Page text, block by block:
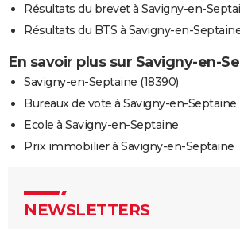
Résultats du brevet à Savigny-en-
Résultats du BTS à Savigny-en-
En savoir plus sur Savigny-en-
Savigny-en-Septaine (18390)
Bureaux de vote à Savigny-en-Septaine
Ecole à Savigny-en-Septaine
Prix immobilier à Savigny-en-Septaine
NEWSLETTERS